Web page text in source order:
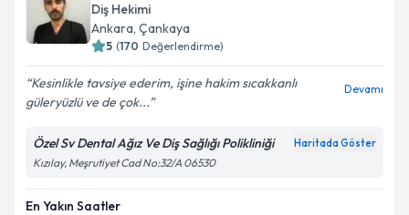
Diş Hekimi
Ankara, Çankaya
5 (170 Değerlendirme)
Kesinlikle tavsiye ederim, işine hakim sıcakkanlı
güleryüzlü ve de çok...
Devamı
Özel Sv Dental Ağız Ve Diş Sağlığı Polikliniği Haritada Göster
Kızılay, Meşrutiyet Cad No:32/A 06530
En Yakın Saatler